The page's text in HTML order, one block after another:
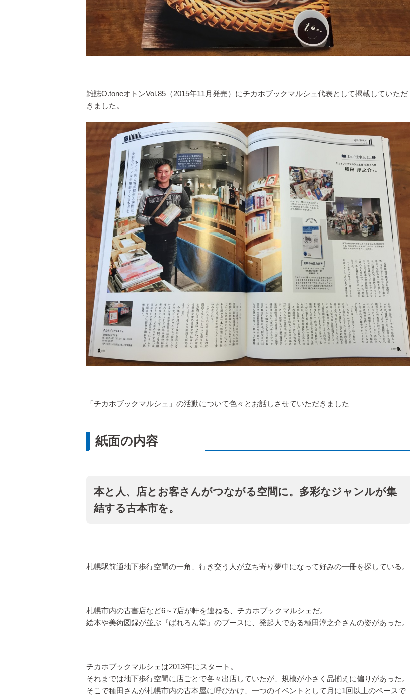
雑誌O.toneオトンVol.85（2015年11月発売）にチカホブックマルシェ代表として掲載していただ
きました。
「チカホブックマルシェ」の活動について色々とお話しさせていただきました
紙面の内容
本と人、店とお客さんがつながる空間に。多彩なジャンルが集
結する古本市を。
札幌駅前通地下歩行空間の一角、行き交う人が立ち寄り夢中になって好みの一冊を探している。
札幌市内の古書店など6～7店が軒を連ねる、チカホブックマルシェだ。
絵本や美術図録が並ぶ『ばれろん堂』のブースに、発起人である種田淳之介さんの姿があった。
チカホブックマルシェは2013年にスタート。
それまでは地下歩行空間に店ごとで各々出店していたが、規模が小さく品揃えに偏りがあった。
そこで種田さんが札幌市内の古本屋に呼びかけ、一つのイベントとして月に1回以上のペースで